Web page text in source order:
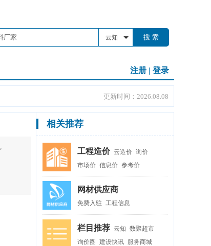
云知 搜 索
注册 | 登录
更新时间：2026.08.08
相关推荐
工程造价 云造价 询价
市场价 信息价 参考价
网材供应商
免费入驻 工程信息
栏目推荐 云知 数聚超市
询价圈
建设快讯 服务商城